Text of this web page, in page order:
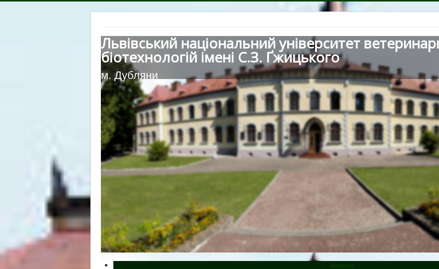
Львівський національний університет
біотехнологій імені С.З. Ґжицького
м. Дубляни